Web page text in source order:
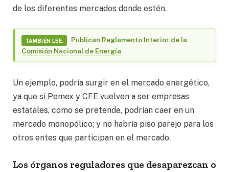
de los diferentes mercados donde estén.
TAMBIÉN LEE.
Publican Reglamento Interior de la
Comisión Nacional de Energía
Un ejemplo, podría surgir en el mercado energético,
ya que si Pemex y CFE vuelven a ser empresas
estatales, como se pretende, podrían caer en un
mercado monopólico; y no habría piso parejo para los
otros entes que participan en el mercado.
Los órganos reguladores que desaparezcan o